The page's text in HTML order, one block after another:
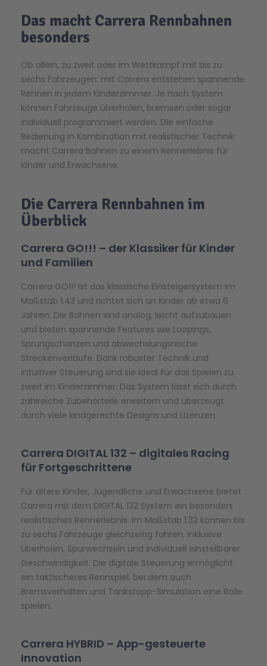
Das macht Carrera Rennbahnen
besonders
Ob allein, zu zweit oder im Wettkampf mit bis zu
sechs Fahrzeugen: mit Carrera entstehen spannende
Rennen in jedem Kinderzimmer. Je nach System
können Fahrzeuge überholen, bremsen oder sogar
individuell programmiert werden. Die einfache
Bedienung in Kombination mit realistischer Technik
macht Carrera Bahnen zu einem Rennerlebnis für
Kinder und Erwachsene.
Die Carrera Rennbahnen im
Überblick
Carrera GO!!! – der Klassiker für Kinder
und Familien
Carrera GO!!! ist das klassische Einsteigersystem im
Maßstab 1:43 und richtet sich an Kinder ab etwa 6
Jahren. Die Bahnen sind analog, leicht aufzubauen
und bieten spannende Features wie Loopings,
Sprungschanzen und abwechslungsreiche
Streckenverläufe. Dank robuster Technik und
intuitiver Steuerung sind sie ideal für das Spielen zu
zweit im Kinderzimmer. Das System lässt sich durch
zahlreiche Zubehörteile erweitern und überzeugt
durch viele kindgerechte Designs und Lizenzen.
Carrera DIGITAL 132 – digitales Racing
für Fortgeschrittene
Für ältere Kinder, Jugendliche und Erwachsene bietet
Carrera mit dem DIGITAL 132 System ein besonders
realistisches Rennerlebnis. Im Maßstab 1:32 können bis
zu sechs Fahrzeuge gleichzeitig fahren, inklusive
Überholen, Spurwechseln und individuell einstellbarer
Geschwindigkeit. Die digitale Steuerung ermöglicht
ein taktischeres Rennspiel, bei dem auch
Bremsverhalten und Tankstopp-Simulation eine Rolle
spielen.
Carrera HYBRID – App-gesteuerte
Innovation